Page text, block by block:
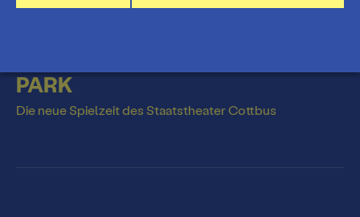
Premieren 26/27
Konzerte 26/27
Spielstätte Stadt
PARK
Die neue Spielzeit des Staatstheater Cottbus